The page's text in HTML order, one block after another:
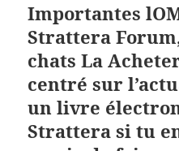
Importantes
Strattera
chats La
centré sur
un livre
Strattera si tu